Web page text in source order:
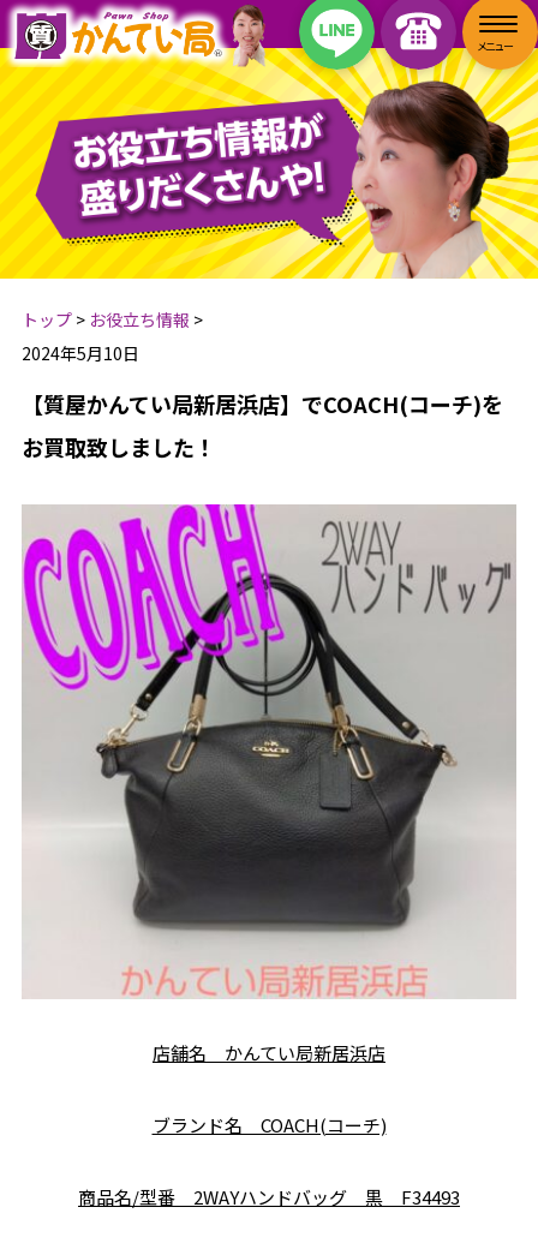
トップ> お役立ち情報 >
2024年5月10日
【質屋かんてい局新居浜店】でCOACH(コーチ)を
お買取致しました！
店舗名 かんてい局新居浜店
ブランド名 COACH(コーチ)
商品名/型番 2WAYハンドバッグ 黒 F34493